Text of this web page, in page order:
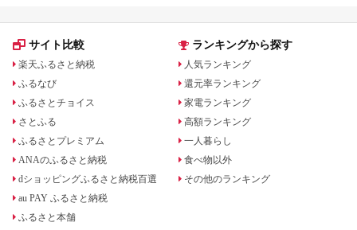
サイト比較
楽天ふるさと納税
ふるなび
ふるさとチョイス
さとふる
ふるさとプレミアム
ANAのふるさと納税
dショッピングふるさと納税百選
au PAY ふるさと納税
ふるさと本舗
ランキングから探す
人気ランキング
還元率ランキング
家電ランキング
高額ランキング
一人暮らし
食べ物以外
その他のランキング